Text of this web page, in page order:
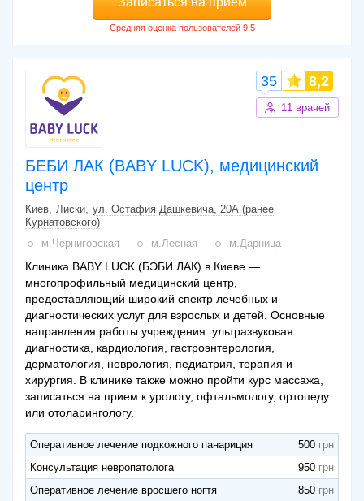
БЕБИ ЛАК (BABY LUCK), медицинский
центр
35 8,2
11 врачей
Киев Лиски ул. Остафия Дашкевича, 20А (ранее
Курнатовского)
м.Черниговская
м.Лесная м.Дарница
Клиника BABY LUCK (БЭБИ ЛАК) в Киеве —
многопрофильный медицинский центр,
предоставляющий широкий спектр лечебных и
диагностических услуг для взрослых и детей. Основные
направления работы учреждения: ультразвуковая
диагностика, кардиология, гастроэнтерология,
дерматология, неврология, педиатрия, терапия и
хирургия. В клинике также можно пройти курс массажа,
записаться на прием к урологу, офтальмологу, ортопеду
или отоларингологу.
Оперативное лечение подкожного панариция
500
Консультация невропатолога
950
Оперативное лечение вросшего ногтя
850